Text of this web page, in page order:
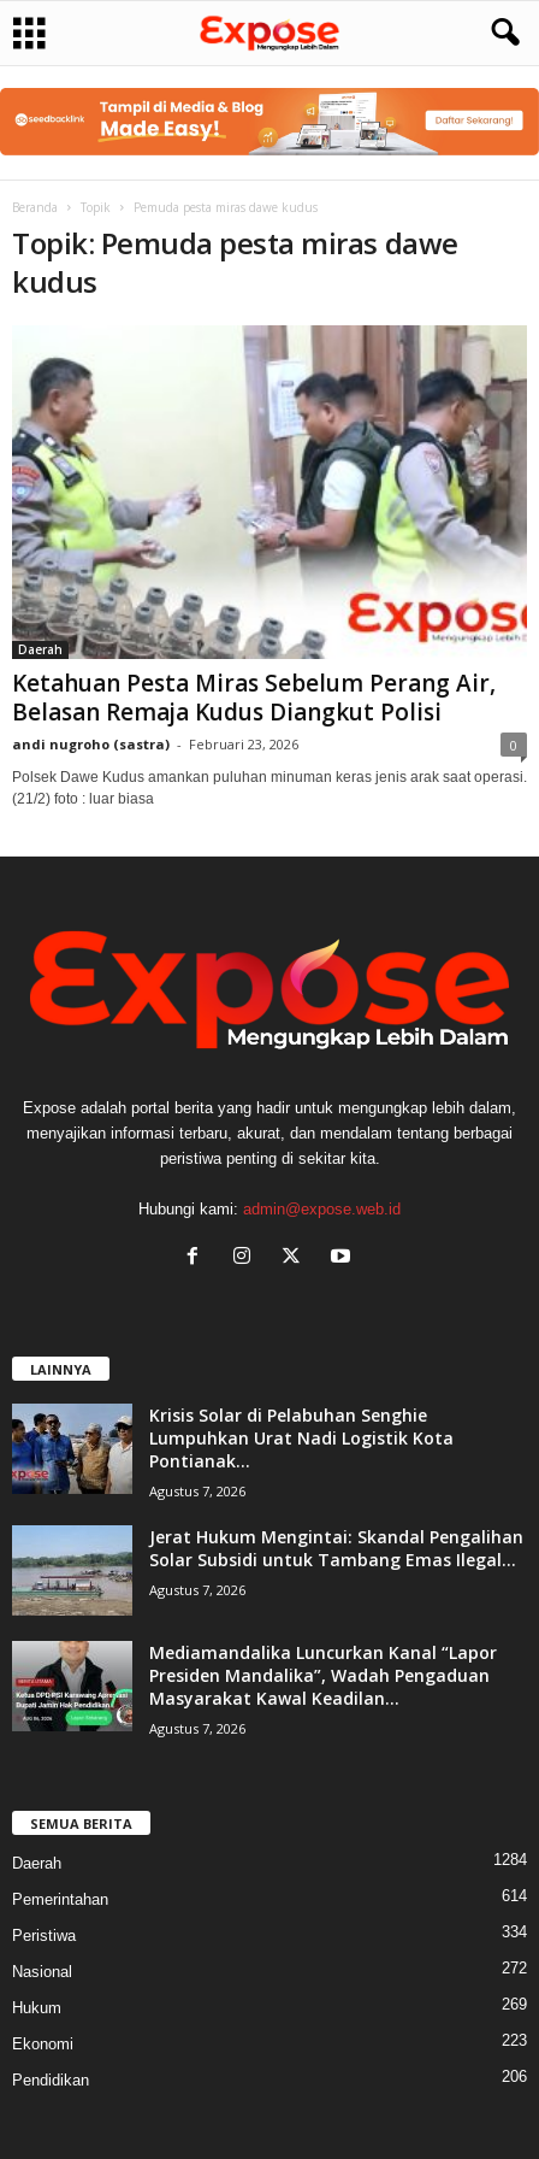
Beranda Topik Pemuda pesta miras dawe kudus
Topik: Pemuda pesta miras dawe
kudus
Daerah
Ketahuan Pesta Miras Sebelum Perang Air,
Belasan Remaja Kudus Diangkut Polisi
andi nugroho (sastra) - Februari 23, 2026 0
Polsek Dawe Kudus amankan puluhan minuman keras jenis arak saat operasi.
(21/2) foto : luar biasa
Expose adalah portal berita yang hadir untuk mengungkap lebih dalam,
menyajikan informasi terbaru, akurat, dan mendalam tentang berbagai
peristiwa penting di sekitar kita.
Hubungi kami: admin@expose.web.id
LAINNYA
Krisis Solar di Pelabuhan Senghie
Lumpuhkan Urat Nadi Logistik Kota
Pontianak...
Agustus 7, 2026
Jerat Hukum Mengintai: Skandal Pengalihan
Solar Subsidi untuk Tambang Emas Ilegal...
Agustus 7, 2026
Mediamandalika Luncurkan Kanal “Lapor
Presiden Mandalika”, Wadah Pengaduan
Masyarakat Kawal Keadilan...
Agustus 7, 2026
SEMUA BERITA
Daerah 1284
Pemerintahan 614
Peristiwa 334
Nasional 272
Hukum 269
Ekonomi 223
Pendidikan 206